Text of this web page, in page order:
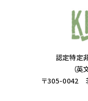
認定特定
（
〒305-0042